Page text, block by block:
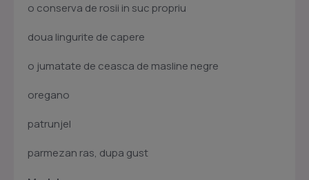
o conserva de rosii in suc propriu
doua lingurite de capere
o jumatate de ceasca de masline negre
oregano
patrunjel
parmezan ras, dupa gust